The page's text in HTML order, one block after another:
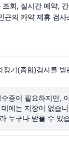
조회, 실시간 예약,
근의 카약 제휴 검사
정기(종합)검사를
증이 필요하지만,
에는 지장이 없습
누구나 받을 수 있